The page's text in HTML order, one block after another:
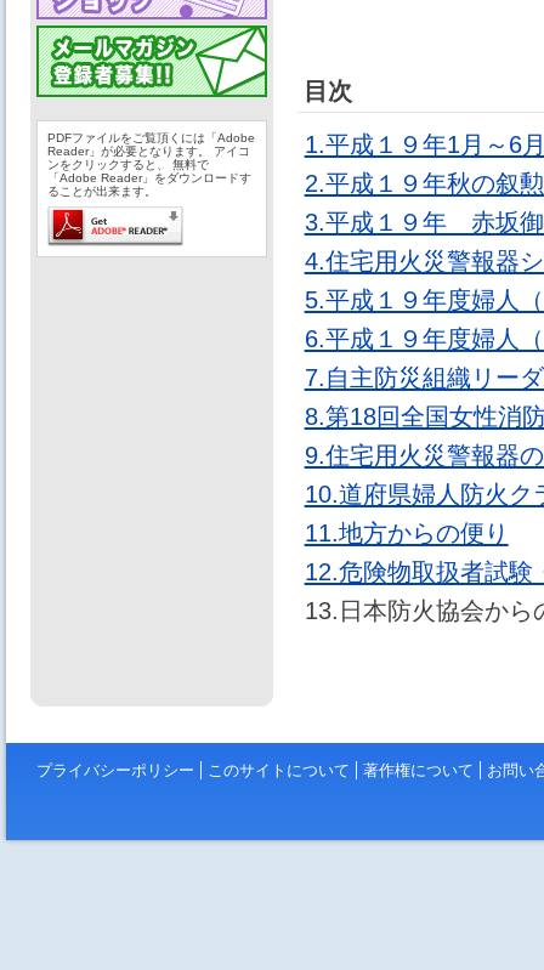
PDFファイルをご覧頂くには「Adobe
Reader」が必要となります。 アイコ
ンをクリックすると、 無料で
「Adobe Reader」をダウンロードす
ることが出来ます。
目次
1.平成１９年1月～6
2.平成１９年秋の叙
3.平成１９年 赤坂
4.住宅用火災警報器
5.平成１９年度婦人
6.平成１９年度婦人
7.自主防災組織リー
8.第18回全国女性消
9.住宅用火災警報器
10.道府県婦人防火
11.地方からの便り
12.危険物取扱者試験
13.日本防火協会から
プライバシーポリシー このサイトについて 著作権について お問い